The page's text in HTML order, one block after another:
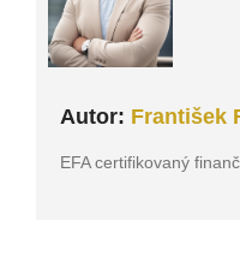
Autor: František
EFA certifikovaný